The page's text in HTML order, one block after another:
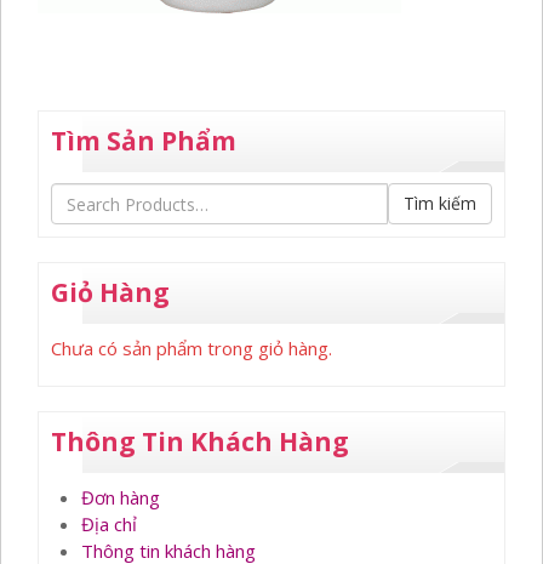
Tìm Sản Phẩm
Tìm kiếm
Giỏ Hàng
Chưa có sản phẩm trong giỏ hàng.
Thông Tin Khách Hàng
Đơn hàng
Địa chỉ
Thông tin khách hàng